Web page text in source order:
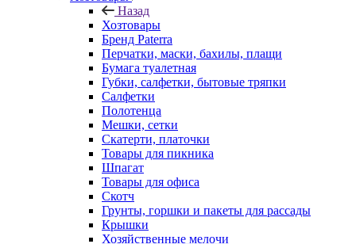
Назад
Хозтовары
Бренд Paterra
Перчатки, маски, бахилы, плащи
Бумага туалетная
Губки, салфетки, бытовые тряпки
Салфетки
Полотенца
Мешки, сетки
Скатерти, платочки
Товары для пикника
Шпагат
Товары для офиса
Скотч
Грунты, горшки и пакеты для рассады
Крышки
Хозяйственные мелочи